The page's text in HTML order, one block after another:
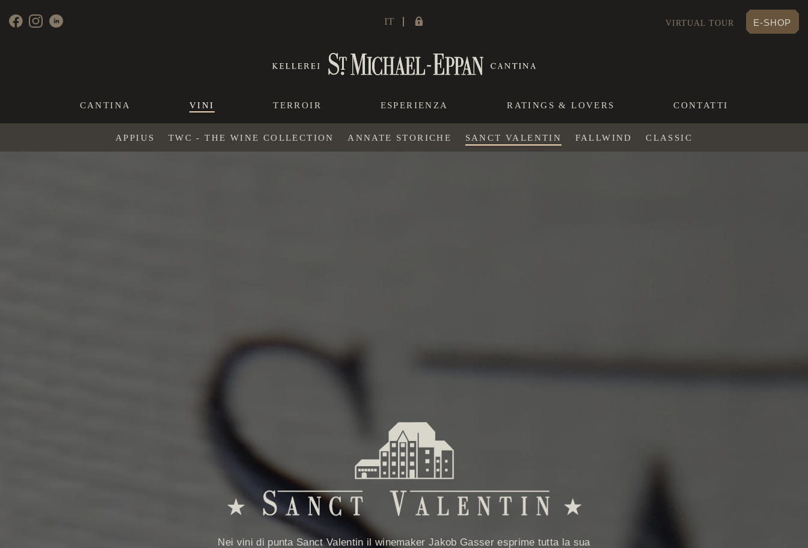
IT VIRTUAL TOUR E-SHOP
CANTINA VINI TERROIR ESPERIENZA RATINGS & LOVERS CONTATTI
APPIUS TWC - THE WINE COLLECTION ANNATE STORICHE SANCT VALENTIN FALLWIND CLASSIC
Nei vini di punta Sanct Valentin il winemaker Jakob Gasser esprime tutta la sua